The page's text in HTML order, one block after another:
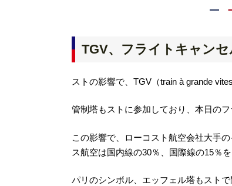
TGV、フライトキャン
ストの影響で、TGV（train à grande
管制塔もストに参加しており、本日の
この影響で、ローコスト航空会社大手
ス航空は国内線の30％、国際線の15％
パリのシンボル、エッフェル塔もスト